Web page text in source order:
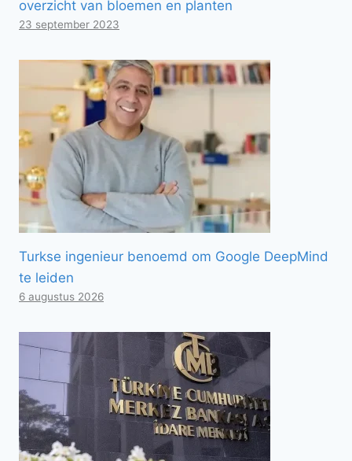
overzicht van bloemen en planten
23 september 2023
Turkse ingenieur benoemd om Google DeepMind
te leiden
6 augustus 2026